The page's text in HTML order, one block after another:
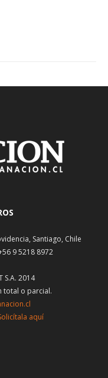
Santiago, Chile
9 5218 8972
S.A. 2014
total o parcial.
aquí